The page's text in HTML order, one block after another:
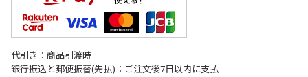
代引き：商品引渡時
銀行振込と郵便振替(先払)：ご注文後7日以内に支払